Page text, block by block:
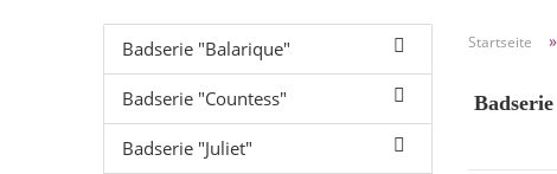
Startseite »
Badserie "Balarique"
Badserie "Countess"
Badserie "Juliet"